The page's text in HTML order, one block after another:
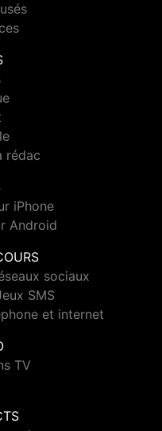
rédac
iPhone
Android
sociaux
SMS
et internet
TV